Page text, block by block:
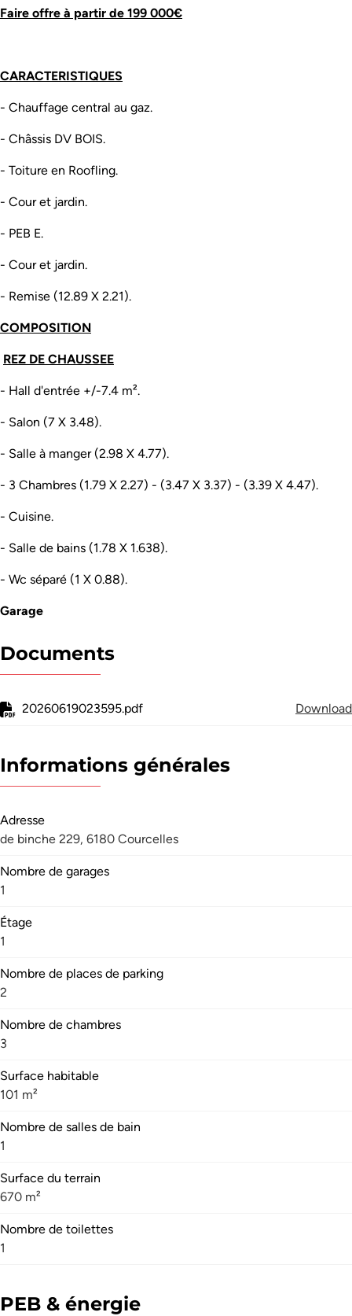
Faire offre à partir de 199 000€
CARACTERISTIQUES
- Chauffage central au gaz.
- Châssis DV BOIS.
- Toiture en Roofling.
- Cour et jardin.
- PEB E.
- Cour et jardin.
- Remise (12.89 X 2.21).
COMPOSITION
REZ DE CHAUSSEE
- Hall d'entrée +/-7.4 m².
- Salon (7 X 3.48).
- Salle à manger (2.98 X 4.77).
- 3 Chambres (1.79 X 2.27) - (3.47 X 3.37) - (3.39 X 4.47).
- Cuisine.
- Salle de bains (1.78 X 1.638).
- Wc séparé (1 X 0.88).
Garage
Documents
20260619023595.pdf Download
Informations générales
Adresse
de binche 229, 6180 Courcelles
Nombre de garages
1
Étage
1
Nombre de places de parking
2
Nombre de chambres
3
Surface habitable
101 m²
Nombre de salles de bain
1
Surface du terrain
670 m²
Nombre de toilettes
1
PEB & énergie